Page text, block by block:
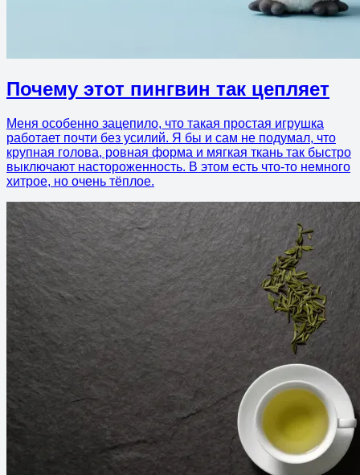
Почему этот пингвин так цепляет
Меня особенно зацепило, что такая простая игрушка
работает почти без усилий. Я бы и сам не подумал, что
крупная голова, ровная форма и мягкая ткань так быстро
выключают настороженность. В этом есть что-то немного
хитрое, но очень тёплое.